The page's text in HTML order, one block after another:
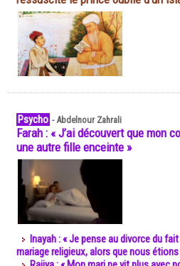
Psycho -Abdelnour Zahrali
Farah : « J’ai découvert que mon
une autre fille enceinte »
Inayah : « Je pense au divorce du
mariage religieux, alors que nous